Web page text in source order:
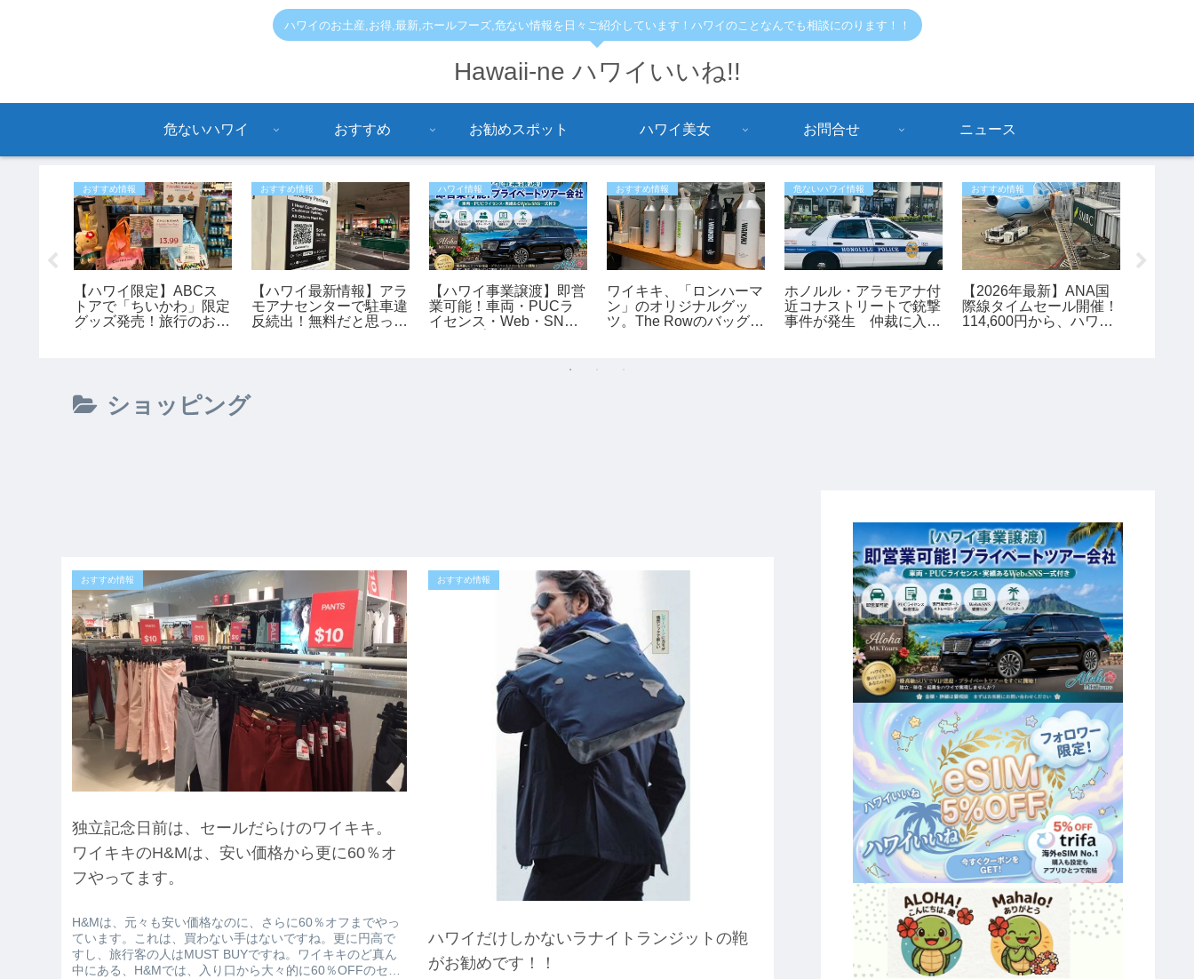
ハワイのお土産,お得,最新,ホールフーズ,危ない情報を日々ご紹介しています！ハワイのことなんでも相談にのります！！
Hawaii-ne ハワイいいね!!
危ないハワイ おすすめ お勧めスポット ハワイ美女 お問合せ ニュース
おすすめ情報
【ハワイ限定】ABCス
トアで「ちいかわ」限定
グッズ発売！旅行のお土
おすすめ情報
【ハワイ最新情報】アラ
モアナセンターで駐車違
反続出！無料だと思って
ハワイ情報
【ハワイ事業譲渡】即営
業可能！車両・PUCラ
イセンス・Web・SNS
おすすめ情報
ワイキキ、「ロンハーマ
ン」のオリジナルグッ
ツ。The Rowのバッグも
危ないハワイ情報
ホノルル・アラモアナ付
近コナストリートで銃撃
事件が発生 仲裁に入っ
おすすめ情報
【2026年最新】ANA国
際線タイムセール開催！
114,600円から、ハワイ
ショッピング
おすすめ情報
独立記念日前は、セールだらけのワイキキ。
ワイキキのH&Mは、安い価格から更に60％オ
フやってます。
H&Mは、元々も安い価格なのに、さらに60％オフまでやっ
ています。これは、買わない手はないですね。更に円高で
すし、旅行客の人はMUST BUYですね。ワイキキのど真ん
中にある、H&Mでは、入り口から大々的に60％OFFのセー
おすすめ情報
ハワイだけしかないラナイトランジットの鞄
がお勧めです！！